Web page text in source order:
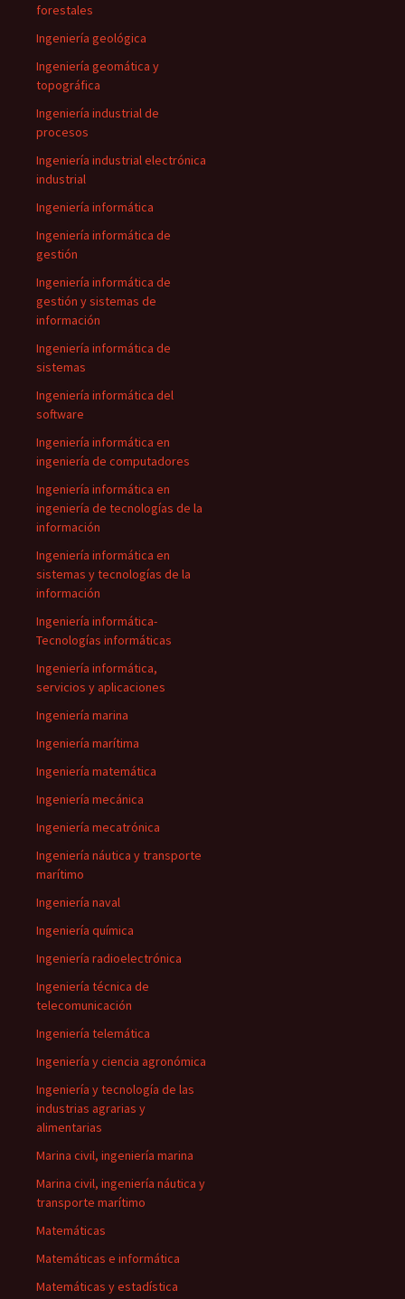
forestales
Ingeniería geológica
Ingeniería geomática y
topográfica
Ingeniería industrial de
procesos
Ingeniería industrial electrónica
industrial
Ingeniería informática
Ingeniería informática de
gestión
Ingeniería informática de
gestión y sistemas de
información
Ingeniería informática de
sistemas
Ingeniería informática del
software
Ingeniería informática en
ingeniería de computadores
Ingeniería informática en
ingeniería de tecnologías de la
información
Ingeniería informática en
sistemas y tecnologías de la
información
Ingeniería informática-
Tecnologías informáticas
Ingeniería informática,
servicios y aplicaciones
Ingeniería marina
Ingeniería marítima
Ingeniería matemática
Ingeniería mecánica
Ingeniería mecatrónica
Ingeniería náutica y transporte
marítimo
Ingeniería naval
Ingeniería química
Ingeniería radioelectrónica
Ingeniería técnica de
telecomunicación
Ingeniería telemática
Ingeniería y ciencia agronómica
Ingeniería y tecnología de las
industrias agrarias y
alimentarias
Marina civil, ingeniería marina
Marina civil, ingeniería náutica y
transporte marítimo
Matemáticas
Matemáticas e informática
Matemáticas y estadística